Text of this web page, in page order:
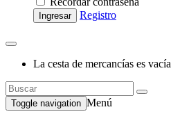
Ingresar Registro
La cesta de mercancías es vacía
Toggle navigation Menú